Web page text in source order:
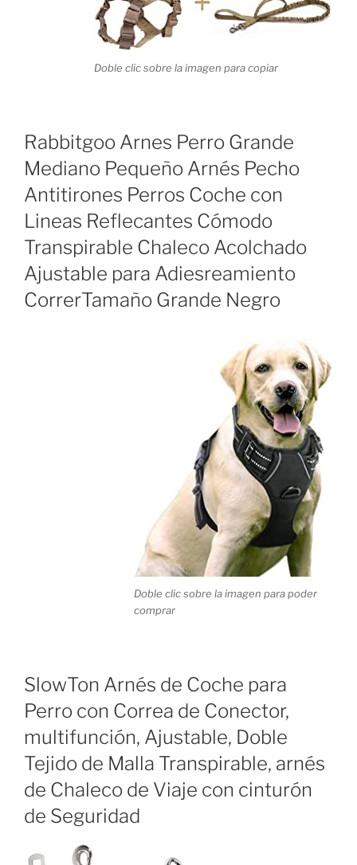
Doble clic sobre la imagen para copiar
Rabbitgoo Arnes Perro Grande
Mediano Pequeño Arnés Pecho
Antitirones Perros Coche con
Lineas Reflecantes Cómodo
Transpirable Chaleco Acolchado
Ajustable para Adiesreamiento
CorrerTamaño Grande Negro
Doble clic sobre la imagen para poder
comprar
SlowTon Arnés de Coche para
Perro con Correa de Conector,
multifunción, Ajustable, Doble
Tejido de Malla Transpirable, arnés
de Chaleco de Viaje con cinturón
de Seguridad